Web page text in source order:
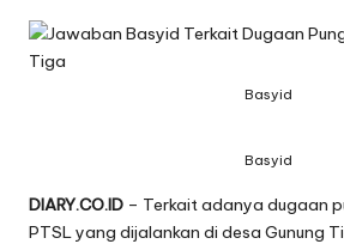
Basyid
Basyid
DIARY.CO.ID – Terkait adanya dugaan
PTSL yang dijalankan di desa Gunung